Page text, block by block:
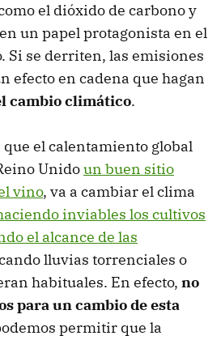
el dióxido de carbono y
un papel protagonista en el
Si se derriten, las emisiones
efecto en cadena que hagan
cambio climático.
el calentamiento global
Unidoun buen sitio
vino, va a cambiar el clima
inviables los cultivos
el alcance de las
lluvias torrenciales o
habituales. En efecto, no
para un cambio de esta
permitir que la